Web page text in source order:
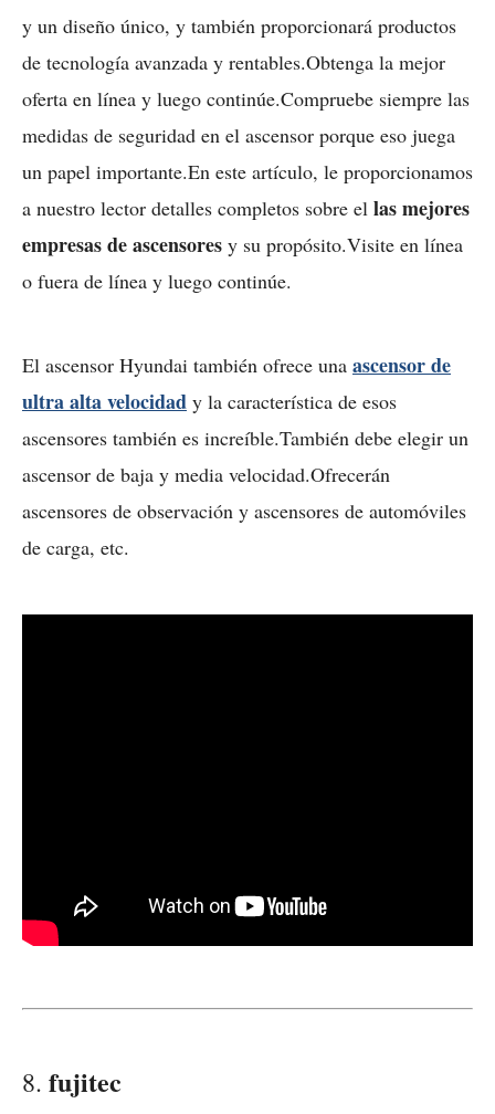
y un diseño único, y también proporcionará productos
de tecnología avanzada y rentables.Obtenga la mejor
oferta en línea y luego continúe.Compruebe siempre las
medidas de seguridad en el ascensor porque eso juega
un papel importante.En este artículo, le proporcionamos
a nuestro lector detalles completos sobre el las mejores
empresas de ascensores y su propósito.Visite en línea
o fuera de línea y luego continúe.
El ascensor Hyundai también ofrece una ascensor de
ultra alta velocidad y la característica de esos
ascensores también es increíble.También debe elegir un
ascensor de baja y media velocidad.Ofrecerán
ascensores de observación y ascensores de automóviles
de carga, etc.
8. fujitec